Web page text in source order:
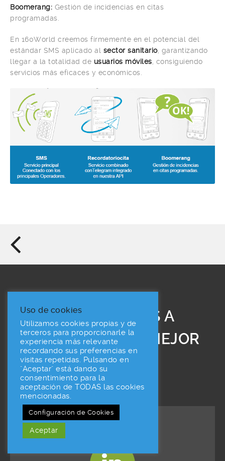
Boomerang: Gestión de incidencias en citas
programadas.
En 160World creemos firmemente en el potencial del
estándar SMS aplicado al sector sanitario, garantizando
llegar a la totalidad de usuarios móviles , consiguiendo
servicios más eficaces y económicos.
LE AYUDAMOS A
ENCONTRAR LA MEJOR
SOLUCIÓN
Localízanos
Uso de cookies
Utilizamos cookies propias y de
terceros para proporcionarle la
experiencia más relevante
recordando sus preferencias en
visitas repetidas. Pulsando en
"Aceptar" está dando su
consentimiento para la
aceptación de TODAS las cookies
mencionadas.
Configuración de Cookies
Aceptar